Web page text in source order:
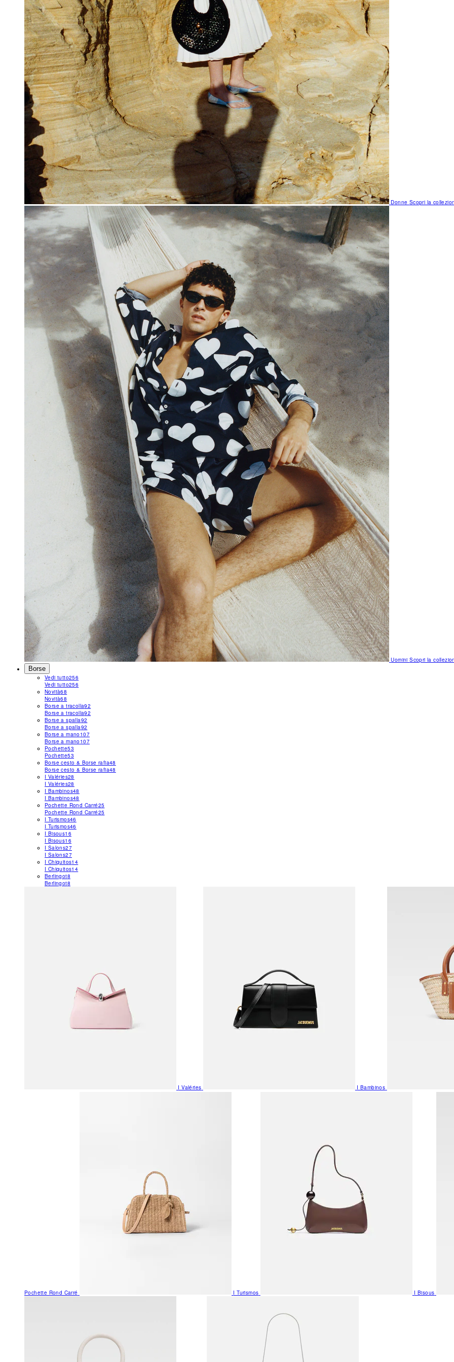
Donne Scopri la
UominiScopri la
Borse
Vedi tutto256
Vedi tutto256
Novità68
Novità68
Borse a tracolla92
Borse a tracolla92
Borse a spalla92
Borse a spalla92
Borse a mano 107
Borse a mano 107
Pochette53
Pochette53
Borse cesto & Borse rafia48
Borse cesto & Borse rafia48
I Valéries28
I Valéries28
I Bambinos48
I Bambinos48
Pochette Rond Carré25
Pochette Rond Carré25
I Turismos46
I Turismos46
I Bisous16
I Bisous16
I Salons27
I Salons27
I Chiquitos14
I Chiquitos14
Berlingot8
Berlingot8
I Valéries I Bambinos
Pochette Rond Carré I Turismos I Bisous